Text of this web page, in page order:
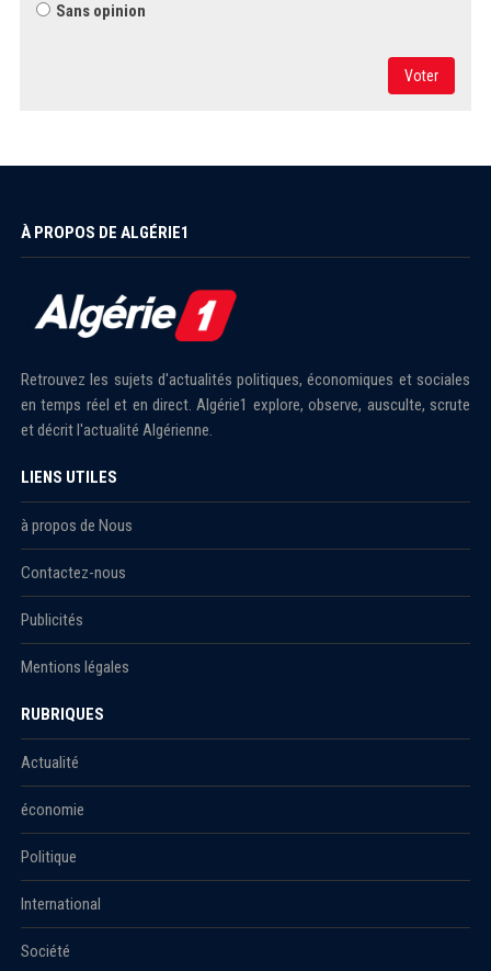
Sans opinion
Voter
À PROPOS DE ALGÉRIE1
Retrouvez les sujets d'actualités politiques, économiques et sociales
en temps réel et en direct. Algérie1 explore, observe, ausculte, scrute
et décrit l'actualité Algérienne.
LIENS UTILES
à propos de Nous
Contactez-nous
Publicités
Mentions légales
RUBRIQUES
Actualité
économie
Politique
International
Société